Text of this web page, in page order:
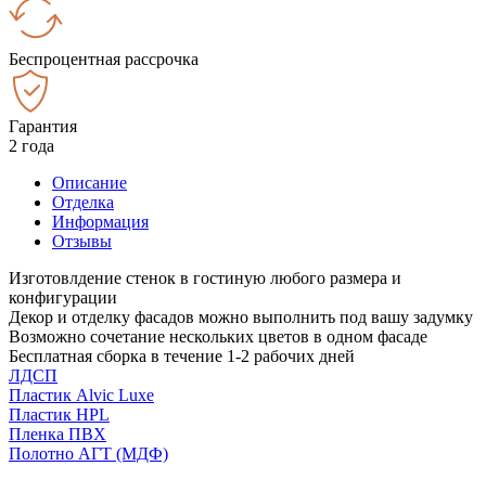
Беспроцентная рассрочка
Гарантия
2 года
Описание
Отделка
Информация
Отзывы
Изготовлдение стенок в гостиную любого размера и
конфигурации
Декор и отделку фасадов можно выполнить под вашу задумку
Возможно сочетание нескольких цветов в одном фасаде
Бесплатная сборка в течение 1-2 рабочих дней
ЛДСП
Пластик Alvic Luxe
Пластик HPL
Пленка ПВХ
Полотно АГТ (МДФ)